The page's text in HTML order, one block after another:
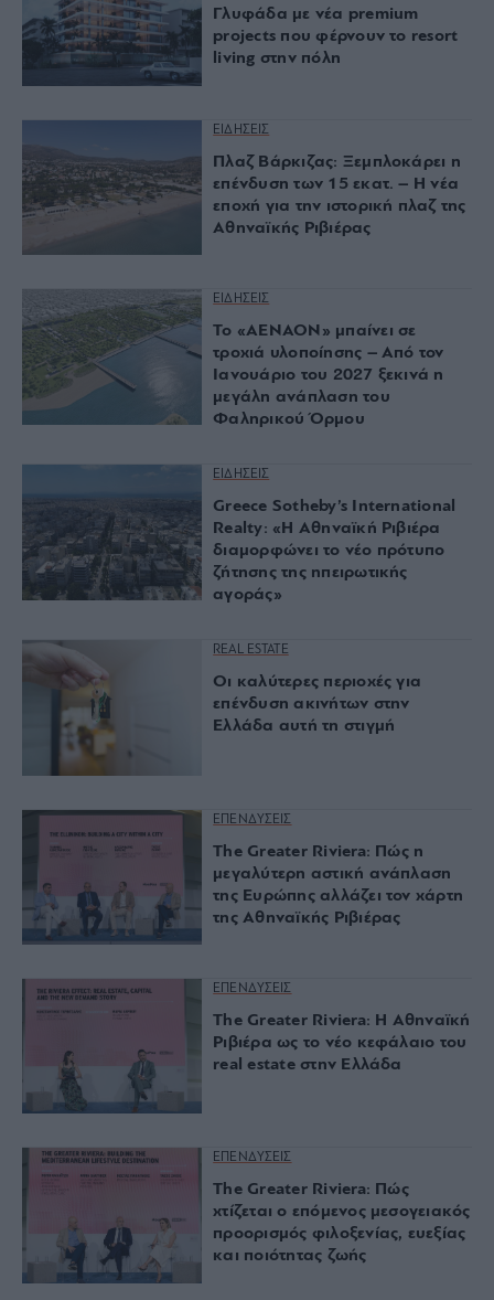
Γλυφάδα με νέα premium
projects που φέρνουν το resort
living στην πόλη
ΕΙΔΗΣΕΙΣ
Πλαζ Βάρκιζας: Ξεμπλοκάρει η
επένδυση των 15 εκατ. – Η νέα
εποχή για την ιστορική πλαζ της
Αθηναϊκής Ριβιέρας
ΕΙΔΗΣΕΙΣ
Το «ΑΕΝΑΟΝ» μπαίνει σε
τροχιά υλοποίησης – Από τον
Ιανουάριο του 2027 ξεκινά η
μεγάλη ανάπλαση του
Φαληρικού Όρμου
ΕΙΔΗΣΕΙΣ
Greece Sotheby’s International
Realty: «Η Αθηναϊκή Ριβιέρα
διαμορφώνει το νέο πρότυπο
ζήτησης της ηπειρωτικής
αγοράς»
REAL ESTATE
Οι καλύτερες περιοχές για
επένδυση ακινήτων στην
Ελλάδα αυτή τη στιγμή
ΕΠΕΝΔΥΣΕΙΣ
The Greater Riviera: Πώς η
μεγαλύτερη αστική ανάπλαση
της Ευρώπης αλλάζει τον χάρτη
της Αθηναϊκής Ριβιέρας
ΕΠΕΝΔΥΣΕΙΣ
The Greater Riviera: Η Αθηναϊκή
Ριβιέρα ως το νέο κεφάλαιο του
real estate στην Ελλάδα
ΕΠΕΝΔΥΣΕΙΣ
The Greater Riviera: Πώς
χτίζεται ο επόμενος μεσογειακός
προορισμός φιλοξενίας, ευεξίας
και ποιότητας ζωής